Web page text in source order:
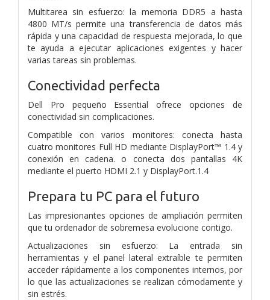
Multitarea sin esfuerzo: la memoria DDR5 a hasta
4800 MT/s permite una transferencia de datos más
rápida y una capacidad de respuesta mejorada, lo que
te ayuda a ejecutar aplicaciones exigentes y hacer
varias tareas sin problemas.
Conectividad perfecta
Dell Pro pequeño Essential ofrece opciones de
conectividad sin complicaciones.
Compatible con varios monitores: conecta hasta
cuatro monitores Full HD mediante DisplayPort™ 1.4 y
conexión en cadena. o conecta dos pantallas 4K
mediante el puerto HDMI 2.1 y DisplayPort.1.4
Prepara tu PC para el futuro
Las impresionantes opciones de ampliación permiten
que tu ordenador de sobremesa evolucione contigo.
Actualizaciones sin esfuerzo: La entrada sin
herramientas y el panel lateral extraíble te permiten
acceder rápidamente a los componentes internos, por
lo que las actualizaciones se realizan cómodamente y
sin estrés.